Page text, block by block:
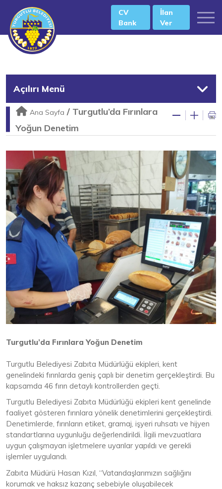
CV
Bank
İlan
Ver
Açılırı Menü
Ana Sayfa / Turgutlu’da Fırınlara
Yoğun Denetim
Turgutlu’da Fırınlara Yoğun Denetim
Turgutlu Belediyesi Zabıta Müdürlüğü ekipleri, kent
genelindeki fırınlarda geniş çaplı bir denetim gerçekleştirdi. Bu
kapsamda 46 fırın detaylı kontrollerden geçti.
Turgutlu Belediyesi Zabıta Müdürlüğü ekipleri kent genelinde
faaliyet gösteren fırınlara yönelik denetimlerini gerçekleştirdi.
Denetimlerde, fırınların etiket, gramaj, işyeri ruhsatı ve hijyen
standartlarına uygunluğu değerlendirildi. İlgili mevzuatlara
uygun çalışmayan işletmelere uyarılar yapıldı ve gerekli
işlemler uygulandı.
Zabıta Müdürü Hasan Kızıl, “Vatandaşlarımızın sağlığını
korumak ve haksız kazanç sebebiyle oluşabilecek